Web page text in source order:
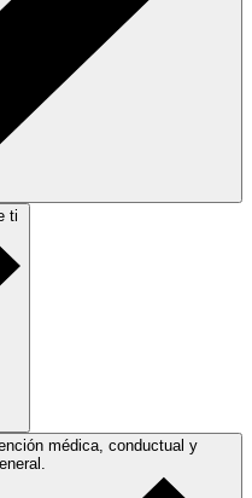
ti
médica, conductual y